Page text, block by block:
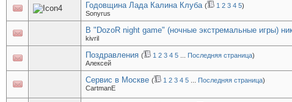
Годовщина Лада Калина Клуба ( 1 2 3 4 5)
Sonyrus
В "DozoR night game" (ночные экстремальные игры)
kivril
Поздравления ( 1 2 3 4 5 Последняя страница)
Aлексей
Сервис в Москве ( 1 2 3 4 5 Последняя страница)
CartmanE